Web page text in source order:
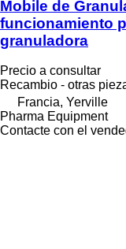
Mobile de
funcionamiento
granuladora
Precio a consultar
Recambio - otras
Francia, Yerville
Pharma Equipment
Contacte con el